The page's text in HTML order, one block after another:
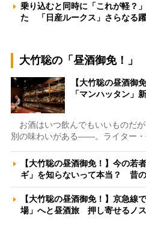
乗り込むと同時に「これが軽？
た 「日産ルークス」さらなる
大竹聡の「昼酒御免！」
【大竹聡の昼酒御
「マンハッタン」
お酒はいつ飲んでもいいものだ
別の味わいがある――。ライター・
【大竹聡の昼酒御免！】今の若
ギ」を知らないって本当？ 昔
【大竹聡の昼酒御免！】京急線
場」へと昼酒旅 押し寄せるノ